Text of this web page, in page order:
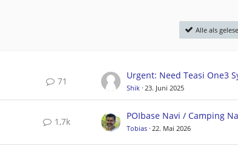
Alle als
71
Shik 23. Juni 2025
1,7k
Tobias 22. Mai 2026